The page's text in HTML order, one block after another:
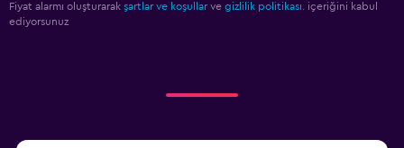
Fiyat alarmı oluşturarak şartlar ve koşullar ve gizlilik politikası. içeriğini kabul
ediyorsunuz